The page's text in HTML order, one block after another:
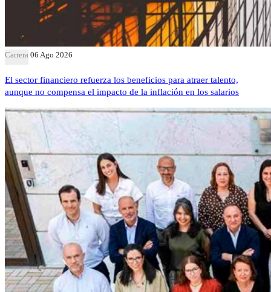
Carrera 06 Ago 2026
El sector financiero refuerza los beneficios para atraer talento,
aunque no compensa el impacto de la inflación en los salarios